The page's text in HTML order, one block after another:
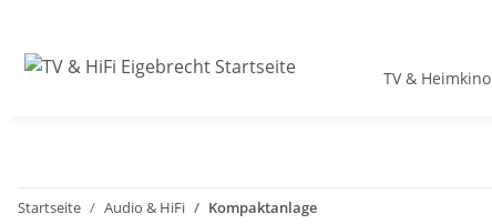
TV & Heimkino
Startseite Audio & HiFi Kompaktanlage